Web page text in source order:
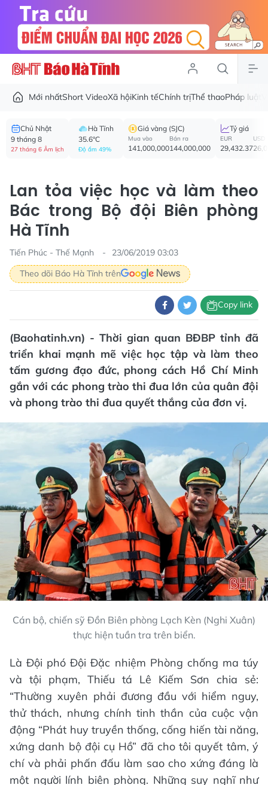
Mới nhấtShort VideoXã hộiKinh tếChính trịThể thaoPháp luật
Chủ Nhật
9 tháng 8
27 tháng 6 Âm lịch
Hà Tĩnh
35.6°C
Độ ẩm 49%
Giá vàng (SJC)
Mua vào
141,000,000
Bán ra
144,000,000
Tỷ giá
EUR
29,432.37
USD
Lan tỏa việc học và làm theo
Bác trong Bộ đội Biên phòng
Hà Tĩnh
Tiến Phúc - Thế Mạnh
23/06/2019 03:03
Theo dõi Báo Hà Tĩnh trên
Copy link
(Baohatinh.vn) - Thời gian quan BĐBP tỉnh đã
triển khai mạnh mẽ việc học tập và làm theo
tấm gương đạo đức, phong cách Hồ Chí Minh
gắn với các phong trào thi đua lớn của quân đội
và phong trào thi đua quyết thắng của đơn vị.
Cán bộ, chiến sỹ Đồn Biên phòng Lạch Kèn (Nghi Xuân)
thực hiện tuần tra trên biển.
Là Đội phó Đội Đặc nhiệm Phòng chống ma túy
và tội phạm, Thiếu tá Lê Kiếm Sơn chia sẻ:
“Thường xuyên phải đương đầu với hiểm nguy,
thử thách, nhưng chính tinh thần của cuộc vận
động “Phát huy truyền thống, cống hiến tài năng,
xứng danh bộ đội cụ Hồ” đã cho tôi quyết tâm, ý
chí và phải phấn đấu làm sao cho xứng đáng là
một người lính biên phòng. Những suy nghĩ như